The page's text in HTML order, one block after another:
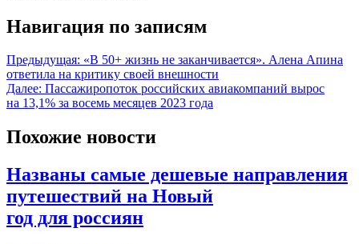
Навигация по записям
Предыдущая: «В 50+ жизнь не заканчивается». Алена Апина
ответила на критику своей внешности
Далее: Пассажиропоток российских авиакомпаний вырос
на 13,1% за восемь месяцев 2023 года
Похожие новости
Названы самые дешевые направления
путешествий на Новый
год для россиян